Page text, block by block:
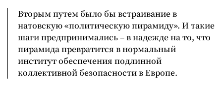
Вторым путем было бы встраивание в
натовскую «политическую пирамиду». И такие
шаги предпринимались – в надежде на то, что
пирамида превратится в нормальный
институт обеспечения подлинной
коллективной безопасности в Европе.